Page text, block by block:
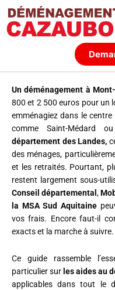
au
contenu
Un déménagement à
800 et 2 500 euros pour un
emménagiez dans le
comme Saint-Médard
département des Landes,
des ménages,
et les retraités. Pourtant,
restent largement sous-
Conseil départemental ,
la MSA Sud Aquitaine
vos frais. Encore faut-il
exacts et la marche à suivre.
Ce guide rassemble
particulier sur les aides au
applicables dans tout le